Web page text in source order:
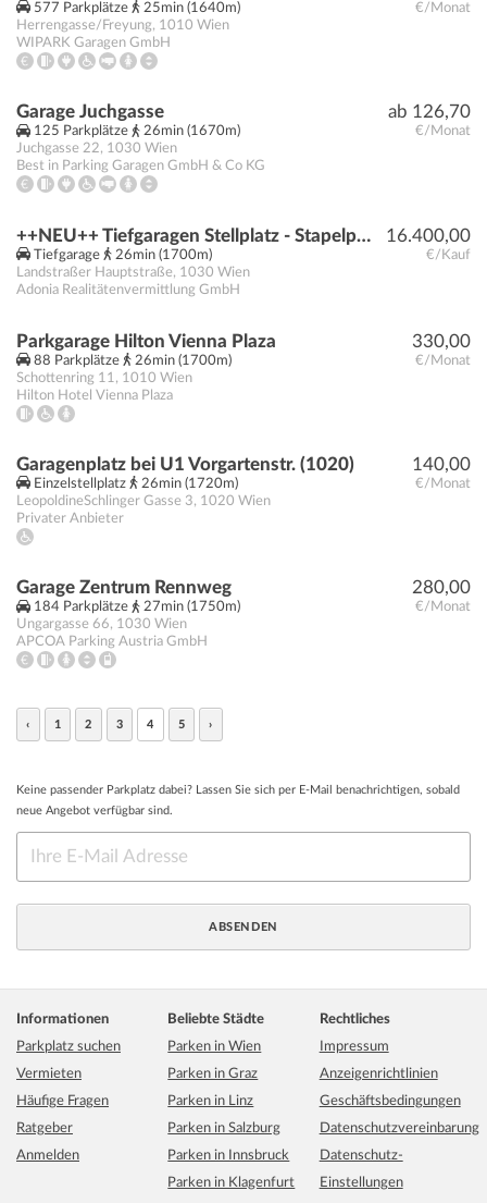
€/Monat
577 Parkplätze
25min (1640m)
Herrengasse/Freyung, 1010 Wien
WIPARK Garagen GmbH
ab 126,70
€/Monat
Garage Juchgasse
125 Parkplätze
26min (1670m)
Juchgasse 22, 1030 Wien
Best in Parking Garagen GmbH & Co KG
16.400,00
€/Kauf
++NEU++ Tiefgaragen Stellplatz - Stapelparkplatz in der Schlachthausgasse
Tiefgarage
26min (1700m)
Landstraßer Hauptstraße, 1030 Wien
Adonia Realitätenvermittlung GmbH
330,00
€/Monat
Parkgarage Hilton Vienna Plaza
88 Parkplätze
26min (1700m)
Schottenring 11, 1010 Wien
Hilton Hotel Vienna Plaza
140,00
€/Monat
Garagenplatz bei U1 Vorgartenstr. (1020)
Einzelstellplatz
26min (1720m)
LeopoldineSchlinger Gasse 3, 1020 Wien
Privater Anbieter
280,00
€/Monat
Garage Zentrum Rennweg
184 Parkplätze
27min (1750m)
Ungargasse 66, 1030 Wien
APCOA Parking Austria GmbH
‹ 1 2 3 4 5 ›
Keine passender Parkplatz dabei? Lassen Sie sich per E-Mail benachrichtigen, sobald
neue Angebot verfügbar sind.
Informationen
Parkplatz suchen
Vermieten
Häufige Fragen
Ratgeber
Anmelden
Beliebte Städte
Parken in Wien
Parken in Graz
Parken in Linz
Parken in Salzburg
Parken in Innsbruck
Parken in Klagenfurt
Rechtliches
Impressum
Anzeigenrichtlinien
Geschäftsbedingungen
Datenschutzvereinbarung
Datenschutz-
Einstellungen